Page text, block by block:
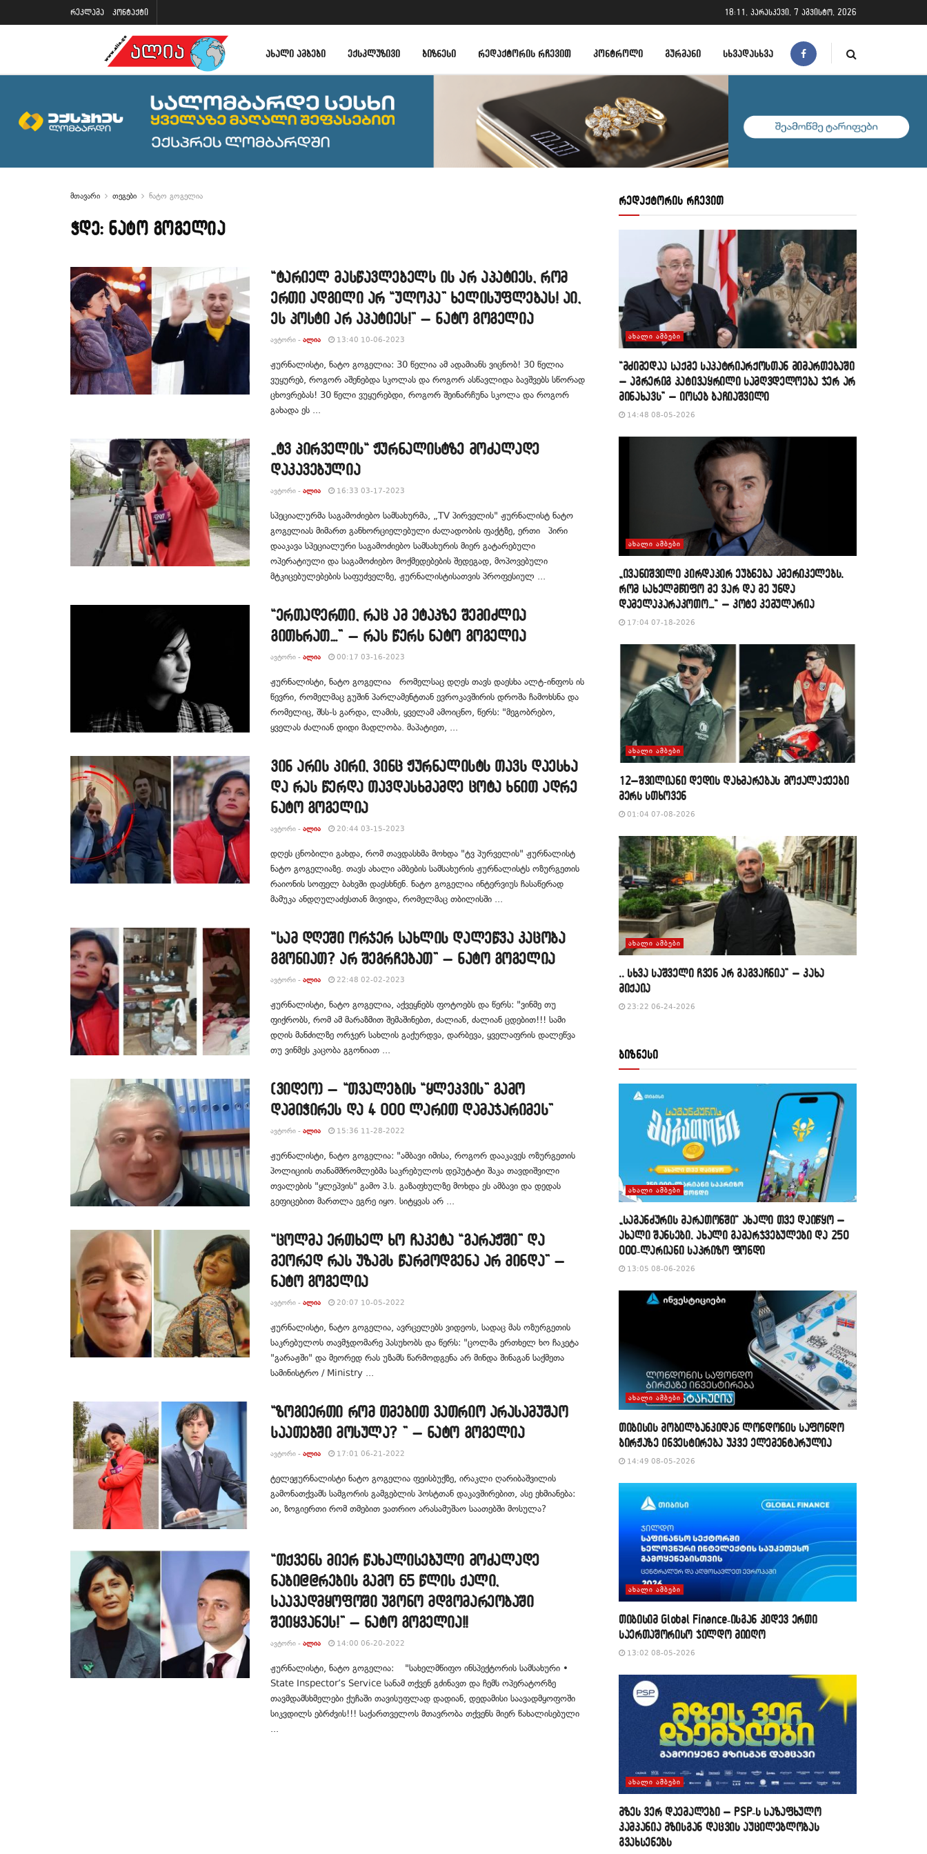
რეკლამა კონტაქტი 18:11, პარასკევი, 7 აგვისტო, 2026
ᲐᲮᲐᲚᲘ ᲐᲛᲑᲔᲑᲘ ᲔᲥᲡᲙᲚᲣᲖᲘᲕᲘ ᲑᲘᲖᲜᲔᲡᲘ ᲠᲔᲓᲐᲥᲢᲝᲠᲘᲡ ᲠᲩᲔᲕᲘᲗ ᲙᲝᲜᲢᲠᲝᲚᲘ ᲒᲣᲠᲛᲐᲜᲘ ᲡᲮᲕᲐᲓᲐᲡᲮᲕᲐ
მთავარი თეგები ნატო გოგელია
ჭდე: ნატო გოგელია
“ტარიელ მასწავლებელს ის არ აპატიეს, რომ
ერთი ადგილი არ “ულოკა” ხელისუფლებას! აი,
ეს პოსტი არ აპატიეს!” – ნატო გოგელია
ᲐᲕᲢᲝᲠᲘ - ᲐᲚᲘᲐ 13:40 10-06-2023
ჟურნალისტი, ნატო გოგელია: 30 წელია ამ ადამიანს ვიცნობ! 30 წელია
ვუყურებ, როგორ აშენებდა სკოლას და როგორ ასწავლიდა ბავშვებს სწორად
ცხოვრებას! 30 წელი ვუყურებდი, როგორ შეინარჩუნა სკოლა და როგორ
გახადა ეს ...
„ტვ პირველის“ ჟურნალისტზე მოძალადე
დაკავებულია
ᲐᲕᲢᲝᲠᲘ - ᲐᲚᲘᲐ 16:33 03-17-2023
სპეციალურმა საგამოძიებო სამსახურმა, „TV პირველის" ჟურნალისტ ნატო
გოგელიას მიმართ განხორციელებული ძალადობის ფაქტზე, ერთი პირი
დააკავა სპეციალური საგამოძიებო სამსახურის მიერ გატარებული
ოპერატიული და საგამოძიებო მოქმედებების შედეგად, მოპოვებული
მტკიცებულებების საფუძველზე, ჟურნალისტისათვის პროფესიულ ...
“ერთადერთი, რაც ამ ეტაპზე შემიძლია
გითხრათ…” – რას წერს ნატო გოგელია
ᲐᲕᲢᲝᲠᲘ - ᲐᲚᲘᲐ 00:17 03-16-2023
ჟურნალისტი, ნატო გოგელია რომელსაც დღეს თავს დაესხა ალტ-ინფოს ის
წევრი, რომელმაც გუშინ პარლამენტთან ევროკავშირის დროშა ჩამოხსნა და
რომელიც, შსს-ს გარდა, ლამის, ყველამ ამოიცნო, წერს: "მეგობრებო,
ყველას ძალიან დიდი მადლობა. მაპატიეთ, ...
ვინ არის პირი, ვინც ჟურნალისტს თავს დაესხა
და რას წერდა თავდასხმამდე ცოტა ხნით ადრე
ნატო გოგელია
ᲐᲕᲢᲝᲠᲘ - ᲐᲚᲘᲐ 20:44 03-15-2023
დღეს ცნობილი გახდა, რომ თავდასხმა მოხდა "ტვ პურველის" ჟურნალისტ
ნატო გოგელიაზე. თავს ახალი ამბების სამსახურის ჟურნალისტს ოზურგეთის
რაიონის სოფელ ბახვში დაესხნენ. ნატო გოგელია ინტერვიუს ჩასაწერად
მამუკა ანდღულაძესთან მივიდა, რომელმაც თბილისში ...
“სამ დღეში ორჯერ სახლის დალეწვა კაცობა
გგონიათ? არ შეგრჩებათ” – ნატო გოგელია
ᲐᲕᲢᲝᲠᲘ - ᲐᲚᲘᲐ 22:48 02-02-2023
ჟურნალისტი, ნატო გოგელია, აქვეყნებს ფოტოებს და წერს: "ვინმე თუ
ფიქრობს, რომ ამ მარაზმით შემაშინებთ, ძალიან, ძალიან ცდებით!!! სამი
დღის მანძილზე ორჯერ სახლის გაქურდვა, დარბევა, ყველაფრის დალეწვა
თუ ვინმეს კაცობა გგონიათ ...
(ვიდეო) – “თვალების “ყლეპვის” გამო
დამიჭირეს და 4 000 ლარით დამაჯარიმეს”
ᲐᲕᲢᲝᲠᲘ - ᲐᲚᲘᲐ 15:36 11-28-2022
ჟურნალისტი, ნატო გოგელია: "ამბავი იმისა, როგორ დააკავეს ოზურგეთის
პოლიციის თანამშრომლებმა საკრებულოს დეპუტატი შაკა თავდიშვილი
თვალების "ყლეპვის" გამო პ.ს. გაზაფხულზე მოხდა ეს ამბავი და დედას
გეფიცებით მართლა ეგრე იყო. სიტყვას არ ...
“ცოლმა ერთხელ ხო ჩაკეტა “გარაჟში” და
მეორედ რას უზამს წარმოდგენა არ მინდა” –
ნატო გოგელია
ᲐᲕᲢᲝᲠᲘ - ᲐᲚᲘᲐ 20:07 10-05-2022
ჟურნალისტი, ნატო გოგელია, ავრცელებს ვიდეოს, სადაც მას ოზურგეთის
საკრებულოს თავმჯდომარე პასუხობს და წერს: "ცოლმა ერთხელ ხო ჩაკეტა
"გარაჟში" და მეორედ რას უზამს წარმოდგენა არ მინდა შინაგან საქმეთა
სამინისტრო / Ministry ...
“ზოგიერთი რომ თმებით ვათრიო არასამუშაო
საათებში მოსულა? ” – ნატო გოგელია
ᲐᲕᲢᲝᲠᲘ - ᲐᲚᲘᲐ 17:01 06-21-2022
ტელეჟურნალისტი ნატო გოგელია ფეისბუქზე, ირაკლი ღარიბაშვილის
გამონათქვამს სამგორის გამგებლის პოსტთან დაკავშირებით, ასე ეხმიანება:
აი, ზოგიერთი რომ თმებით ვათრიო არასამუშაო საათებში მოსულა?
“თქვენს მიერ წახალისებული მოძალადე
ნაბი@@რების გამო 65 წლის ქალი,
საავადმყოფოში უგონო მდგომარეობაში
შეიყვანეს!” – ნატო გოგელია!!
ᲐᲕᲢᲝᲠᲘ - ᲐᲚᲘᲐ 14:00 06-20-2022
ჟურნალისტი, ნატო გოგელია: "სახელმწიფო ინსპექტორის სამსახური •
State Inspector’s Service სანამ თქვენ გძინავთ და ჩემს ოპერატორზე
თავმდამსხმელები ქუჩაში თავისუფლად დადიან, დედამისი საავადმყოფოში
სიკვდილს ებრძვის!!! საქართველოს მთავრობა თქვენს მიერ წახალისებული
...
რედაქტორის რჩევით
ᲐᲮᲐᲚᲘ ᲐᲛᲑᲔᲑᲘ
“მძიმედაა საქმე საპატრიარქოსთან მიმართებაში
– აგრერიგ პატივაყრილი სამღვდელოება ჯერ არ
მინახავს” – იოსებ ბაჩიაშვილი
14:48 08-05-2026
ᲐᲮᲐᲚᲘ ᲐᲛᲑᲔᲑᲘ
„ივანიშვილი პირდაპირ ეუბნება ამერიკელებს,
რომ სახელმწიფო მე ვარ და მე უნდა
დამელაპარაკოთო…“ – კოტე კემულარია
17:04 07-18-2026
ᲐᲮᲐᲚᲘ ᲐᲛᲑᲔᲑᲘ
12–შვილიანი დედის დახმარებას მოქალაქეები
მერს სთხოვენ
01:04 07-08-2026
ᲐᲮᲐᲚᲘ ᲐᲛᲑᲔᲑᲘ
,, სხვა საშველი ჩვენ არ გაგვაჩნია” – კახა
მიქაია
23:22 06-24-2026
ბიზნესი
ᲐᲮᲐᲚᲘ ᲐᲛᲑᲔᲑᲘ
„საგანძურის მარათონში“ ახალი თვე დაიწყო –
ახალი შანსები, ახალი გამარჯვებულები და 250
000-ლარიანი საპრიზო ფონდი
13:05 08-06-2026
ᲐᲮᲐᲚᲘ ᲐᲛᲑᲔᲑᲘ
თიბისის მობილბანკიდან ლონდონის საფონდო
ბირჟაზე ინვესტირება უკვე ელემენტარულია
14:49 08-05-2026
ᲐᲮᲐᲚᲘ ᲐᲛᲑᲔᲑᲘ
თიბისიმ Global Finance-ისგან კიდევ ერთი
საერთაშორისო ჯილდო მიიღო
13:02 08-05-2026
ᲐᲮᲐᲚᲘ ᲐᲛᲑᲔᲑᲘ
მზეს ვერ დაემალები – PSP-ს საზაფხულო
კამპანია მზისგან დაცვის აუცილებლობას
გვახსენებს